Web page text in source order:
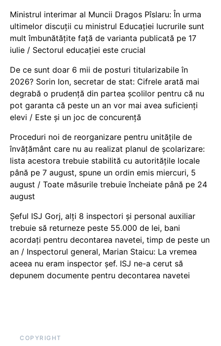
Ministrul interimar al Muncii Dragos Pîslaru: În urma
ultimelor discuții cu ministrul Educației lucrurile sunt
mult îmbunătățite față de varianta publicată pe 17
iulie / Sectorul educației este crucial
De ce sunt doar 6 mii de posturi titularizabile în
2026? Sorin Ion, secretar de stat: Cifrele arată mai
degrabă o prudență din partea școlilor pentru că nu
pot garanta că peste un an vor mai avea suficienți
elevi / Este și un joc de concurență
Proceduri noi de reorganizare pentru unitățile de
învățământ care nu au realizat planul de școlarizare:
lista acestora trebuie stabilită cu autoritățile locale
până pe 7 august, spune un ordin emis miercuri, 5
august / Toate măsurile trebuie încheiate până pe 24
august
Șeful ISJ Gorj, alți 8 inspectori și personal auxiliar
trebuie să returneze peste 55.000 de lei, bani
acordați pentru decontarea navetei, timp de peste un
an / Inspectorul general, Marian Staicu: La vremea
aceea nu eram inspector șef. ISJ ne-a cerut să
depunem documente pentru decontarea navetei
COPYRIGHT